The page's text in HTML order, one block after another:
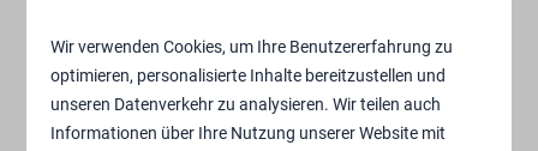
vierbeinigen Freund glampen möchten, können Sie in
unserer GlamLodge oder Duynlodge übernachten.
Wir verwenden Cookies, um Ihre Benutzererfahrung zu
optimieren, personalisierte Inhalte bereitzustellen und
unseren Datenverkehr zu analysieren. Wir teilen auch
Informationen über Ihre Nutzung unserer Website mit